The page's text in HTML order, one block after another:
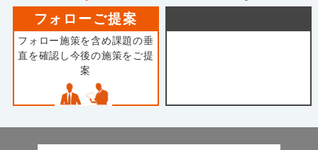
フォローご提案
フォロー施策を含め課題の垂
直を確認し今後の施策をご提
案